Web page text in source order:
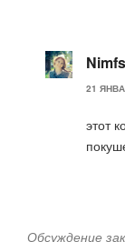
Nimfs
21
этот
Обсуждение